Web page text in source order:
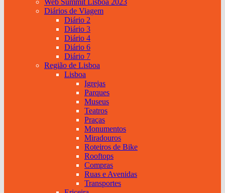
Diários de Viagem
Diário 2
Diário 3
Diário 4
Diário 6
Diário 7
Região de Lisboa
Lisboa
Igrejas
Parques
Museus
Teatros
Praças
Monumentos
Miradouros
Roteiros de Bike
Rooftops
Compras
Ruas e Avenidas
Transportes